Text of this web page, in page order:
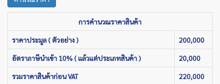
การคำนวณราคาสินค้า
ราคาประมูล ( ตัวอย่าง ) 200,000
อัตราภาษีนำเข้า 10% ( แล้วแต่ประเภทสินค้า ) 20,000
รวมราคาสินค้าก่อน VAT 220,000